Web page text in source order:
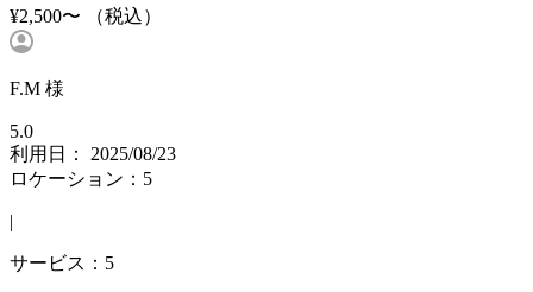
¥2,500〜
（税込）
F.M 様
5.0
利用日： 2025/08/23
ロケーション：5
|
サービス：5